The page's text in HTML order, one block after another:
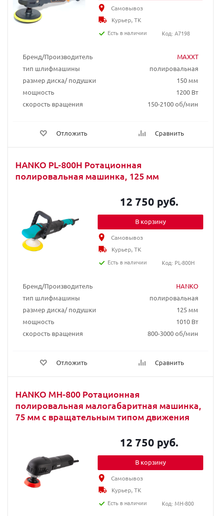
Бренд/Производитель
MAXXT
тип шлифмашины
полировальная
размер диска/ подушки
150 мм
мощность
1200 Вт
скорость вращения
150-2100 об/мин
Отложить Сравнить
Самовывоз
Курьер, ТК
Есть в наличии
Код: A7198
HANKO PL-800H Ротационная
полировальная машинка, 125 мм
Бренд/Производитель
HANKO
тип шлифмашины
полировальная
размер диска/ подушки
125 мм
мощность
1010 Вт
скорость вращения
800-3000 об/мин
Отложить Сравнить
12 750 руб.
В корзину
Самовывоз
Курьер, ТК
Есть в наличии
Код: PL-800H
HANKO MH-800 Ротационная
полировальная малогабаритная машинка,
75 мм с вращательным типом движения
12 750 руб.
В корзину
Самовывоз
Курьер, ТК
Есть в наличии
Код: MH-800